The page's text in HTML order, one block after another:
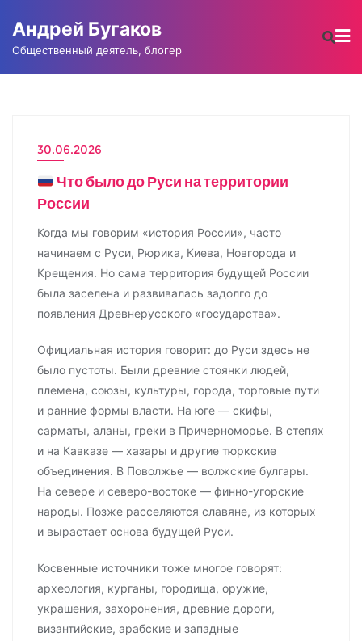
содержимому
Андрей Бугаков
Общественный деятель, блогер
30.06.2026
Что было до Руси на территории
России
Когда мы говорим «история России», часто
начинаем с Руси, Рюрика, Киева, Новгорода и
Крещения. Но сама территория будущей России
была заселена и развивалась задолго до
появления Древнерусского «государства».
Официальная история говорит: до Руси здесь не
было пустоты. Были древние стоянки людей,
племена, союзы, культуры, города, торговые пути
и ранние формы власти. На юге — скифы,
сарматы, аланы, греки в Причерноморье. В степях
и на Кавказе — хазары и другие тюркские
объединения. В Поволжье — волжские булгары.
На севере и северо-востоке — финно-угорские
народы. Позже расселяются славяне, из которых
и вырастает основа будущей Руси.
Косвенные источники тоже многое говорят:
археология, курганы, городища, оружие,
украшения, захоронения, древние дороги,
византийские, арабские и западные